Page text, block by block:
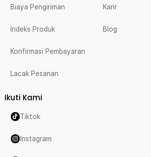
Biaya Pengiriman
Indeks Produk
Konfirmasi Pembayaran
Lacak Pesanan
Karir
Blog
Ikuti Kami
Tiktok
Instagram